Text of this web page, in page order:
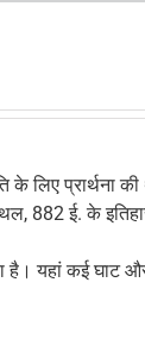
के लिए प्रार्थना
882 ई. के
है। यहां कई घाट